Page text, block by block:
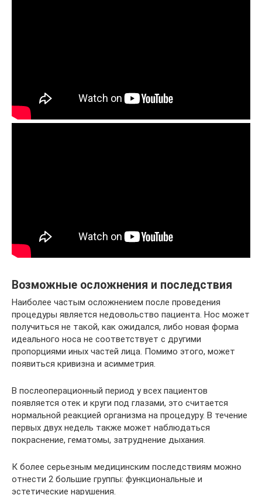
Возможные осложнения и последствия
Наиболее частым осложнением после проведения
процедуры является недовольство пациента. Нос может
получиться не такой, как ожидался, либо новая форма
идеального носа не соответствует с другими
пропорциями иных частей лица. Помимо этого, может
появиться кривизна и асимметрия.
В послеоперационный период у всех пациентов
появляется отек и круги под глазами, это считается
нормальной реакцией организма на процедуру. В течение
первых двух недель также может наблюдаться
покраснение, гематомы, затруднение дыхания.
К более серьезным медицинским последствиям можно
отнести 2 большие группы: функциональные и
эстетические нарушения.